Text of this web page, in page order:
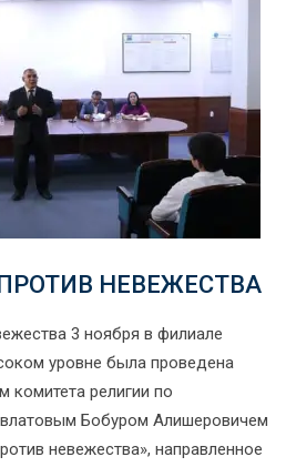
НЕВЕЖЕСТВА
3 ноября в филиале
уровне была проведена
комитета религии по
Бобуром Алишеровичем
невежества», направленное